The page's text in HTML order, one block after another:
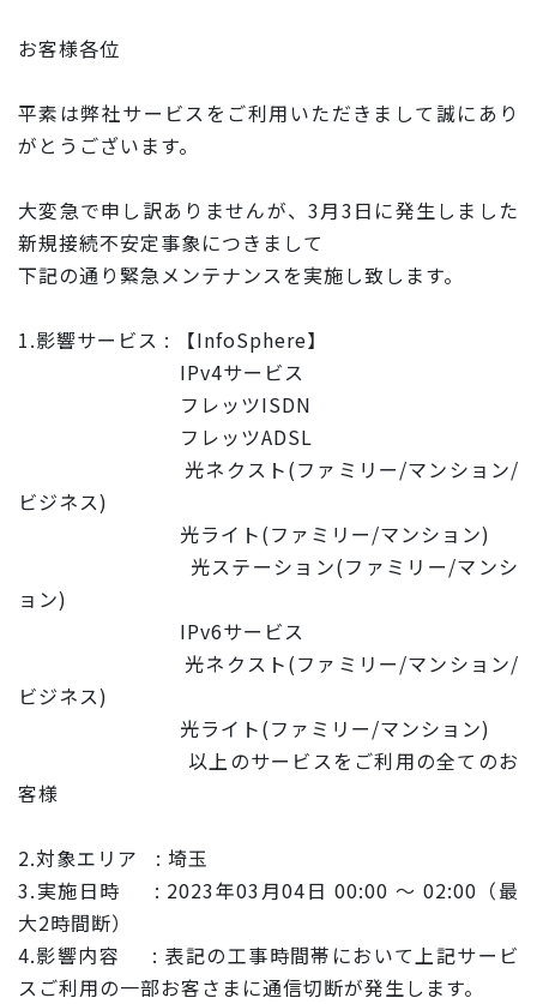
お客様各位
平素は弊社サービスをご利用いただきまして誠にあり
がとうございます。
大変急で申し訳ありませんが、3月3日に発生しました
新規接続不安定事象につきまして
下記の通り緊急メンテナンスを実施し致します。
1.影響サービス : 【InfoSphere】
IPv4サービス
フレッツISDN
フレッツADSL
光ネクスト(ファミリー/マンション/
ビジネス)
光ライト(ファミリー/マンション)
光ステーション(ファミリー/マンシ
ョン)
IPv6サービス
光ネクスト(ファミリー/マンション/
ビジネス)
光ライト(ファミリー/マンション)
以上のサービスをご利用の全てのお
客様
2.対象エリア : 埼玉
3.実施日時 : 2023年03月04日 00:00 ～ 02:00（最
大2時間断）
4.影響内容 : 表記の工事時間帯において上記サービ
スご利用の一部お客さまに通信切断が発生します。